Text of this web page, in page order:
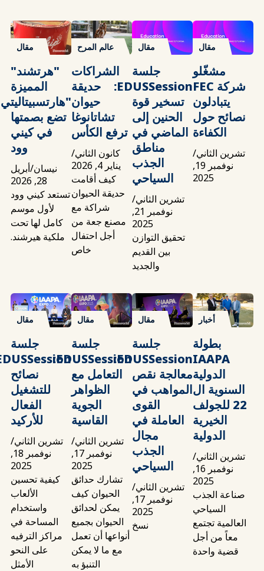
مقال
"هرتشند"
المميزة
تضع بصمتها
في كيني
وود
نيسان/أبريل
28, 2026
تستعد كيني وود
لأول موسم
كامل لها تحت
ملكية هيرشند.
عالم المرح
الشراكات
حديقة
حيوان
تشاتانوغا
ترفع الكأس
كانون الثاني/
يناير 4, 2026
كيف أقامت
حديقة الحيوان
شراكة مع
مصنع جعة من
أجل احتفال
خاص
مقال
جلسة
EDUSSession:
تسخير قوة
الحنين إلى
الماضي في
مناطق
الجذب
السياحي
تشرين الثاني/
نوفمبر 21,
2025
تحقيق التوازن
بين القديم
والجديد
مقال
مشغّلو
شركة FEC
يتبادلون
نصائح حول
الكفاءة
تشرين الثاني/
نوفمبر 19,
2025
مقال
جلسة
نصائح
للتشغيل
الفعال
للأركيد
تشرين الثاني/
نوفمبر 18,
2025
كيفية تحسين
الألعاب
واستخدام
المساحة في
مراكز الترفيه
على النحو
الأمثل
مقال
جلسة
EDUSSession:
التعامل مع
الظواهر
الجوية
القاسية
تشرين الثاني/
نوفمبر 17,
2025
تشارك حدائق
الحيوان كيف
يمكن لحدائق
الحيوان بجميع
أنواعها أن تعمل
مع ما لا يمكن
التنبؤ به
مقال
جلسة
EDUSSession:
معالجة نقص
المواهب في
القوى
العاملة في
مجال
الجذب
السياحي
تشرين الثاني/
نوفمبر 17,
2025
نسخ
أخبار
بطولة
IAAPA
الدولية
السنوية ال
22 للجولف
الخيرية
الدولية
تشرين الثاني/
نوفمبر 16,
2025
صناعة الجذب
السياحي
العالمية تجتمع
معاً من أجل
قضية واحدة